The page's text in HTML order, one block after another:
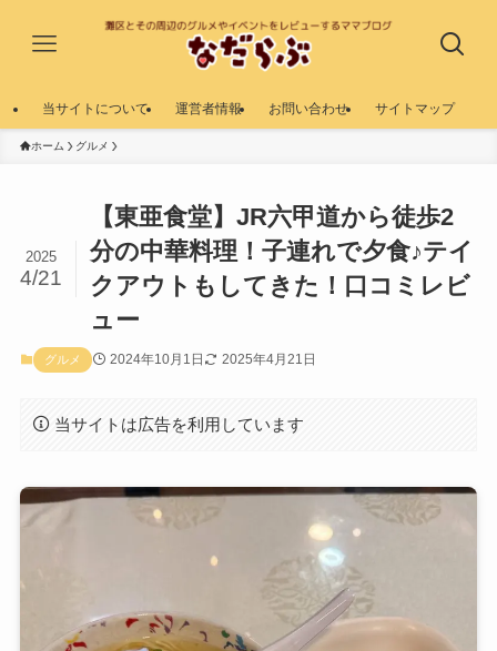
当サイトについて 運営者情報 お問い合わせ サイトマップ
ホーム グルメ
【東亜食堂】JR六甲道から徒歩2
分の中華料理！子連れで夕食♪テイ
クアウトもしてきた！口コミレビ
ュー
2025
4/21
グルメ 2024年10月1日 2025年4月21日
当サイトは広告を利用しています